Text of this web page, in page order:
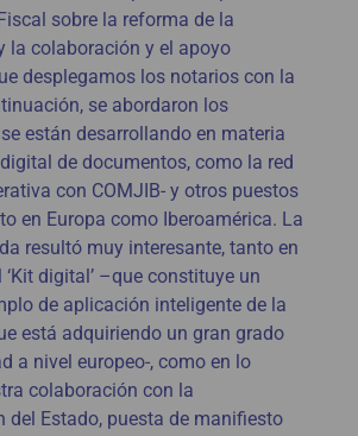
sobre la reforma de la
la colaboración y el apoyo
desplegamos los notarios con la
se abordaron los
están desarrollando en materia
de documentos, como la red
con COMJIB- y otros puestos
en Europa como Iberoamérica. La
resultó muy interesante, tanto en
digital’ –que constituye un
de aplicación inteligente de la
está adquiriendo un gran grado
a nivel europeo-, como en lo
colaboración con la
del Estado, puesta de manifiesto